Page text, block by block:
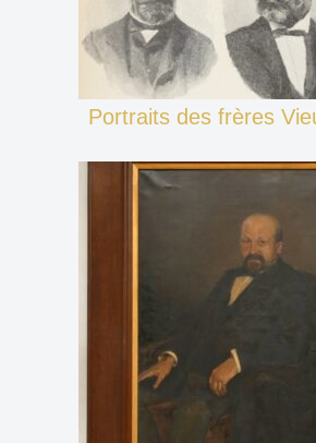
Portraits des frères